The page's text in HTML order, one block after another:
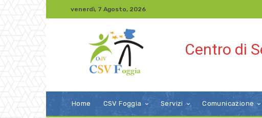
venerdì, 7 Agosto, 2026
Centro di
Home CSV Foggia Servizi Comunicazione